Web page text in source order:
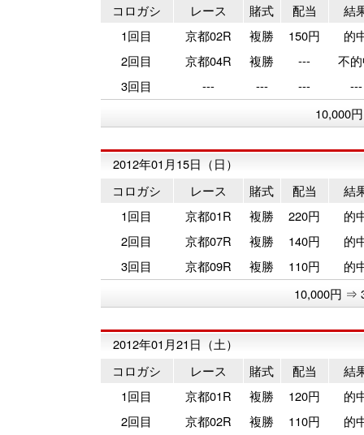
コロガシ
レース 賭式 配当
結
1回目
京都02R 複勝 150円
的
2回目
京都04R 複勝 ---
不
3回目
--- --- ---
---
10,000
2012年01月15日（日）
コロガシ
レース 賭式 配当
結
1回目
京都01R 複勝 220円
的
2回目
京都07R 複勝 140円
的
3回目
京都09R 複勝 110円
的
10,000円 ⇒
2012年01月21日（土）
コロガシ
レース 賭式 配当
結
1回目
京都01R 複勝 120円
的
2回目
京都02R 複勝 110円
的